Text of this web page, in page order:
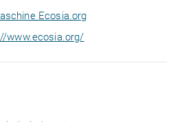
Ecosia.org
www.ecosia.org/